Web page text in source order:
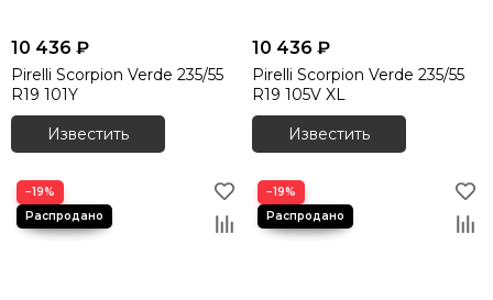
10 436 ₽
Pirelli Scorpion Verde 235/55
R19 101Y
Известить
10 436 ₽
Pirelli Scorpion Verde 235/55
R19 105V XL
Известить
−19% −19%